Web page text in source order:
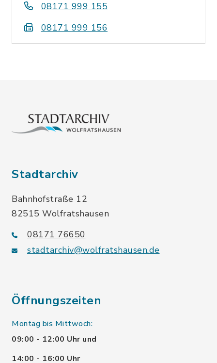
08171 999 155
08171 999 156
Stadtarchiv
Bahnhofstraße 12
82515 Wolfratshausen
08171 76650
stadtarchiv@wolfratshausen.de
Öffnungszeiten
Montag bis Mittwoch:
09:00 - 12:00 Uhr und
14:00 - 16:00 Uhr